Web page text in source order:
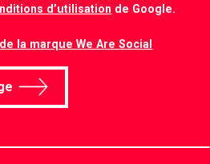
d’utilisation de Google.
la marque We Are Social